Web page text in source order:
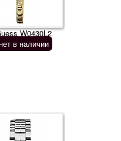
W0430L2
в наличии